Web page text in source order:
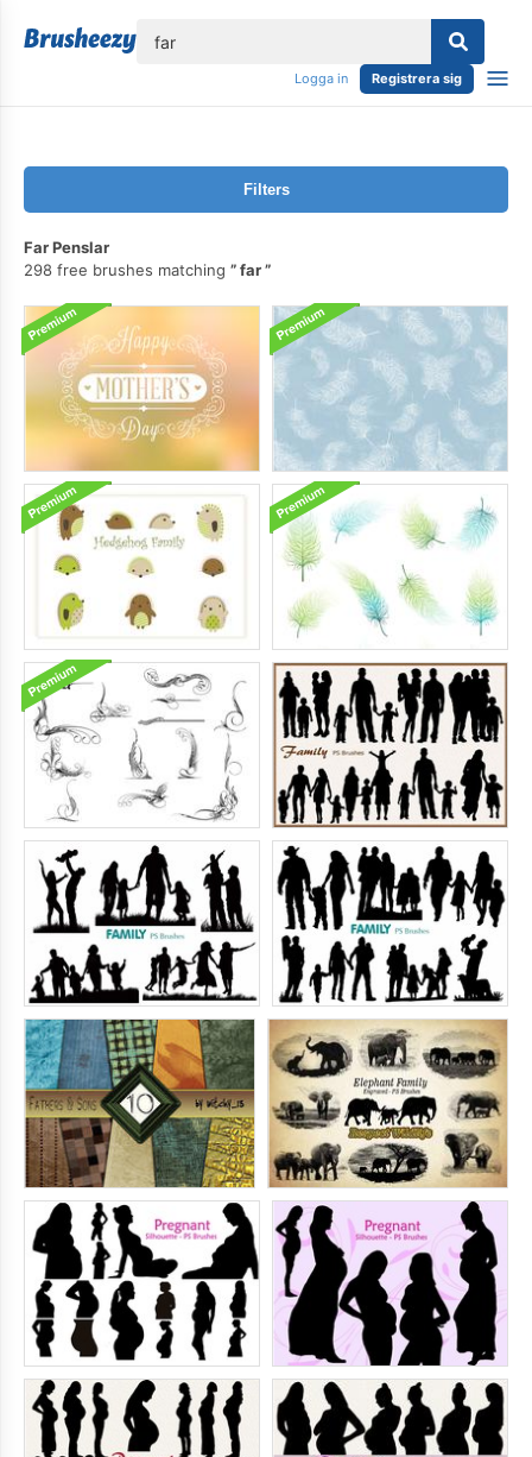
Logga in Registrera sig
Filters
Far Penslar
298 free brushes matching
far